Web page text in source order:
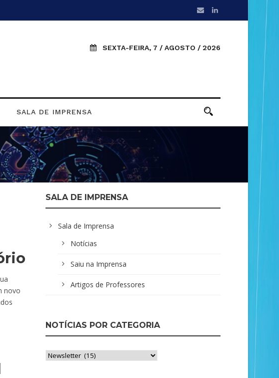
SEXTA-FEIRA, 7 / AGOSTO / 2026
SALA DE IMPRENSA
novo
SALA DE IMPRENSA
Sala de Imprensa
Notícias
Saiu na Imprensa
Artigos de Professores
NOTÍCIAS POR CATEGORIA
Notícias